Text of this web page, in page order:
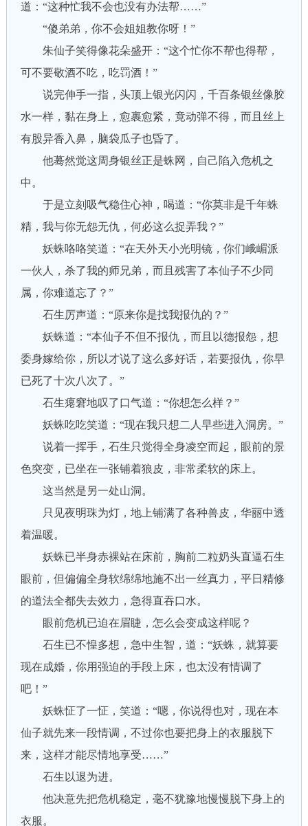
道：“这种忙我不会也没有办法帮……”
“傻弟弟，你不会姐姐教你呀！”
朱仙子笑得像花朵盛开：“这个忙你不帮也得帮，
可不要敬酒不吃，吃罚酒！”
说完伸手一指，头顶上银光闪闪，千百条银丝像胶
水一样，黏在身上，愈裹愈紧，竟动弹不得，而且丝上
有股异香入鼻，脑袋瓜子也昏了。
他蓦然觉这周身银丝正是蛛网，自己陷入危机之
中。
于是立刻吸气稳住心神，喝道：“你莫非是千年蛛
精，我与你无怨无仇，何必这么捉弄我？”
妖蛛咯咯笑道：“在天外天小光明镜，你们峨嵋派
一伙人，杀了我的师兄弟，而且残害了本仙子不少同
属，你难道忘了？”
石生厉声道：“原来你是找我报仇的？”
妖蛛道：“本仙子不但不报仇，而且以德报怨，想
委身嫁给你，所以才说了这么多好话，若要报仇，你早
已死了十次八次了。”
石生瘪窘地叹了口气道：“你想怎么样？”
妖蛛吃吃笑道：“现在我只想二人早些进入洞房。”
说着一挥手，石生只觉得全身凌空而起，眼前的景
色突变，已坐在一张铺着狼皮，非常柔软的床上。
这当然是另一处山洞。
只见夜明珠为灯，地上铺满了各种兽皮，华丽中透
着温暖。
妖蛛已半身赤裸站在床前，胸前二粒奶头直逼石生
眼前，但偏偏全身软绵绵地施不出一丝真力，平日精修
的道法全都失去效力，急得直吞口水。
眼前危机已迫在眉睫，怎么会变成这样呢？
石生已不惶多想，急中生智，道：“妖蛛，就算要
现在成婚，你用强迫的手段上床，也太没有情调了
吧！”
妖蛛怔了一怔，笑道：“嗯，你说得也对，现在本
仙子就先来一段情调，不过你也要把身上的衣服脱下
来，这样才能尽情地享受……”
石生以退为进。
他决意先把危机稳定，毫不犹豫地慢慢脱下身上的
衣服。